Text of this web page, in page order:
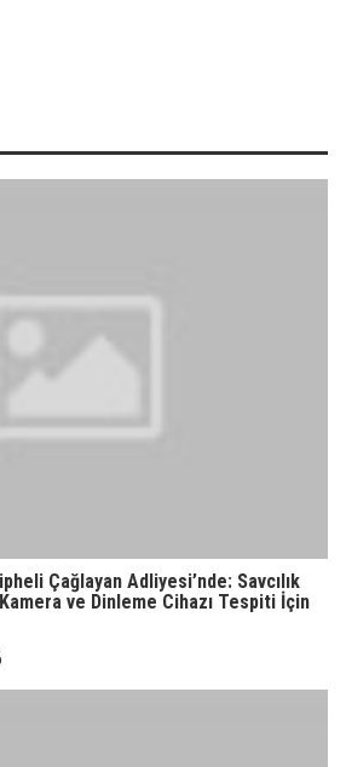
Çağlayan Adliyesi’nde: Savcılık
ve Dinleme Cihazı Tespiti İçin